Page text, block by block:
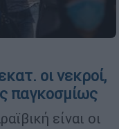
οι νεκροί,
παγκοσμίως
είναι οι